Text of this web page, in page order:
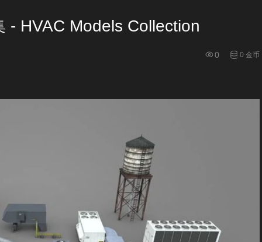
- HVAC Models Collection
0 0 金币